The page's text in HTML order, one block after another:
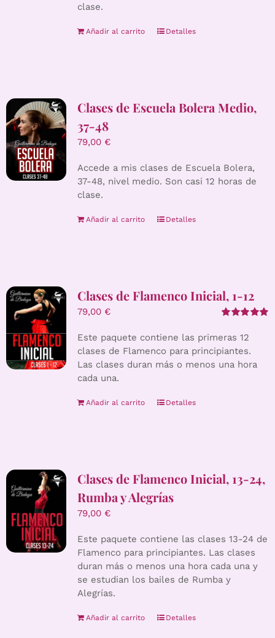
clase.
Añadir al carrito Detalles
Clases de Escuela Bolera Medio,
37-48
79,00 €
Accede a mis clases de Escuela Bolera,
37-48, nivel medio. Son casi 12 horas de
clase.
Añadir al carrito Detalles
Clases de Flamenco Inicial, 1-12
con5.00
79,00 €
Este paquete contiene las primeras 12
clases de Flamenco para principiantes.
Las clases duran más o menos una hora
cada una.
Añadir al carrito Detalles
Clases de Flamenco Inicial, 13-24,
Rumba y Alegrías
79,00 €
Este paquete contiene las clases 13-24 de
Flamenco para principiantes. Las clases
duran más o menos una hora cada una y
se estudian los bailes de Rumba y
Alegrías.
Añadir al carrito Detalles